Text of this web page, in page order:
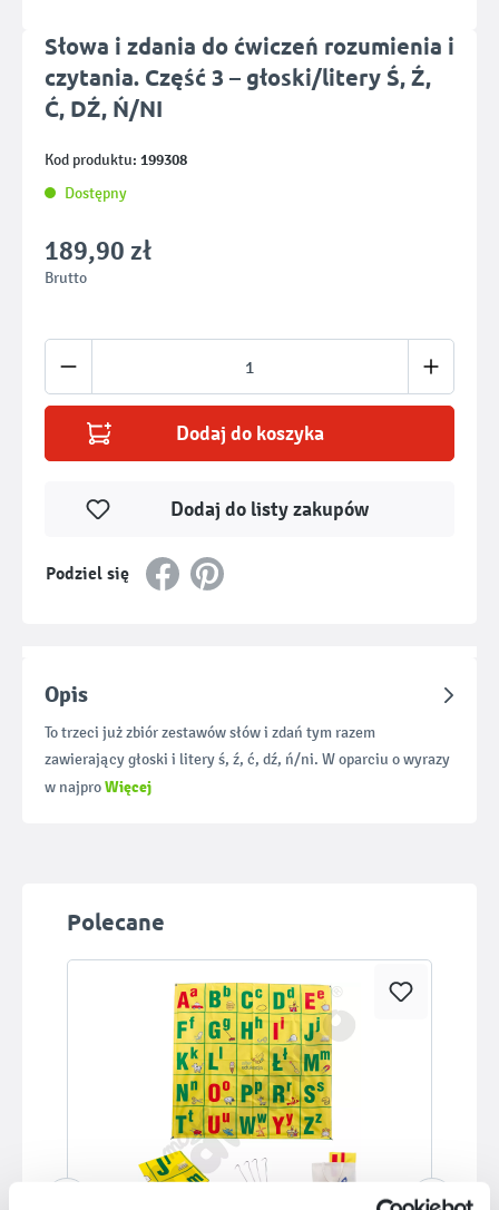
Słowa i zdania do ćwiczeń rozumienia i
czytania. Część 3 – głoski/litery Ś, Ź,
Ć, DŹ, Ń/NI
Kod produktu: 199308
Dostępny
189,90 zł
Brutto
Ilość produktu: Wprowadź żądaną ilość
Dodaj do koszyka
Podziel się
Dodaj do listy zakupów
Opis
To trzeci już zbiór zestawów słów i zdań tym razem
zawierający głoski i litery ś, ź, ć, dź, ń/ni. W oparciu o wyrazy
w najproWięcej
Pomiń galerię produktów
Polecane